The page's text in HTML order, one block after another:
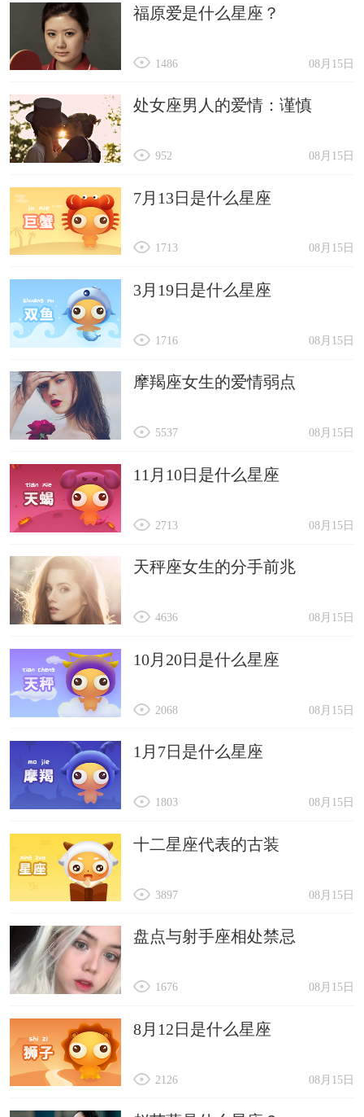
福原爱是什么星座？
08月15日
1486
处女座男人的爱情：谨慎
08月15日
952
7月13日是什么星座
08月15日
1713
3月19日是什么星座
08月15日
1716
摩羯座女生的爱情弱点
08月15日
5537
11月10日是什么星座
08月15日
2713
天秤座女生的分手前兆
08月15日
4636
10月20日是什么星座
08月15日
2068
1月7日是什么星座
08月15日
1803
十二星座代表的古装
08月15日
3897
盘点与射手座相处禁忌
08月15日
1676
8月12日是什么星座
08月15日
2126